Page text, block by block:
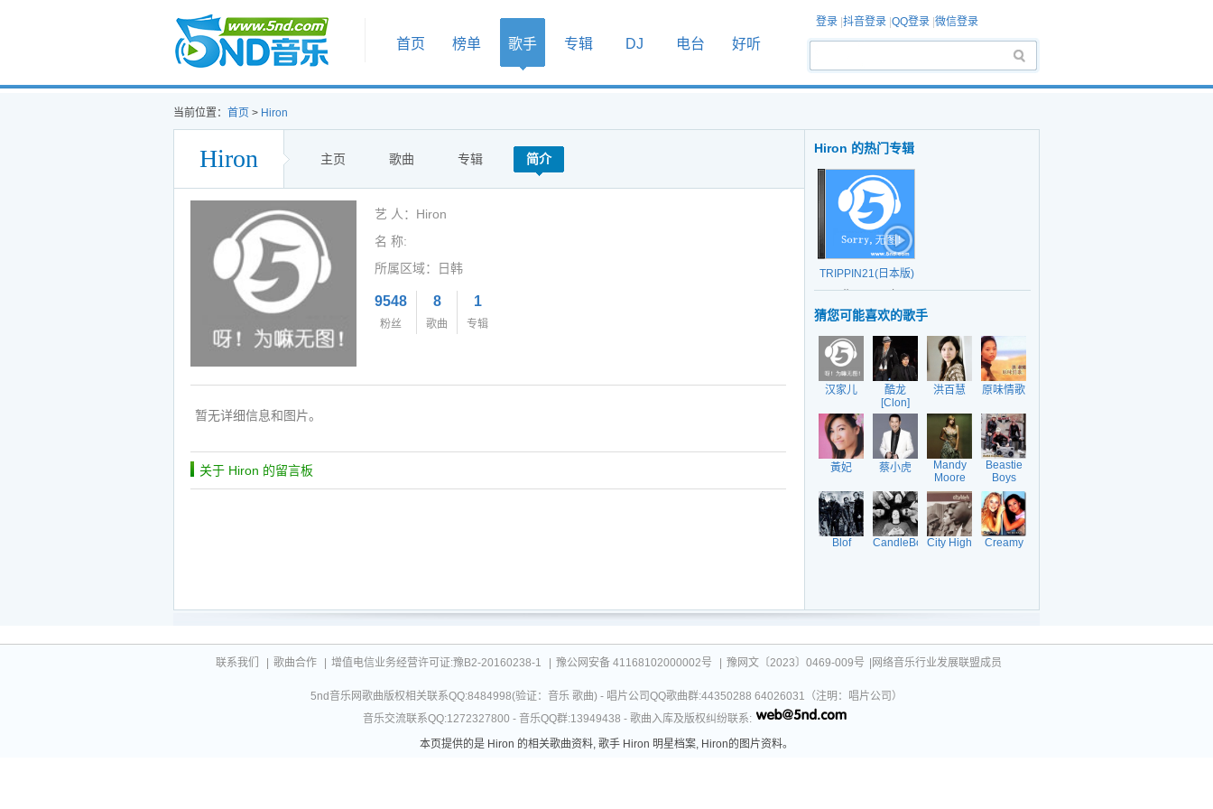
首页
首页 榜单 歌手 专辑 DJ 电台 好听
登录 抖音登录 QQ登录 微信登录
当前位置： 首页 > Hiron
Hiron 主页 歌曲 专辑 简介
艺 人：Hiron
名 称:
所属区域：日韩
9548
粉丝
8
歌曲
1
专辑
暂无详细信息和图片。
关于 Hiron 的留言板
Hiron 的热门专辑
TRIPPIN21(日本版)
猜您可能喜欢的歌手
汉家儿
酷龙
[Clon]
洪百慧 原味情歌
黃妃 蔡小虎
Mandy
Moore
Beastie
Boys
Blof CandleBoxCity High Creamy
联系我们 歌曲合作 增值电信业务经营许可证:豫B2-20160238-1 豫公网安备 41168102000002号 豫网文〔2023〕0469-009号 |网络音乐行业发展联盟成员
5nd音乐网歌曲版权相关联系QQ:8484998(验证：音乐 歌曲) - 唱片公司QQ歌曲群:44350288 64026031（注明：唱片公司）
音乐交流联系QQ:1272327800 - 音乐QQ群:13949438 - 歌曲入库及版权纠纷联系:
本页提供的是 Hiron 的相关歌曲资料, 歌手 Hiron 明星档案, Hiron的图片资料。